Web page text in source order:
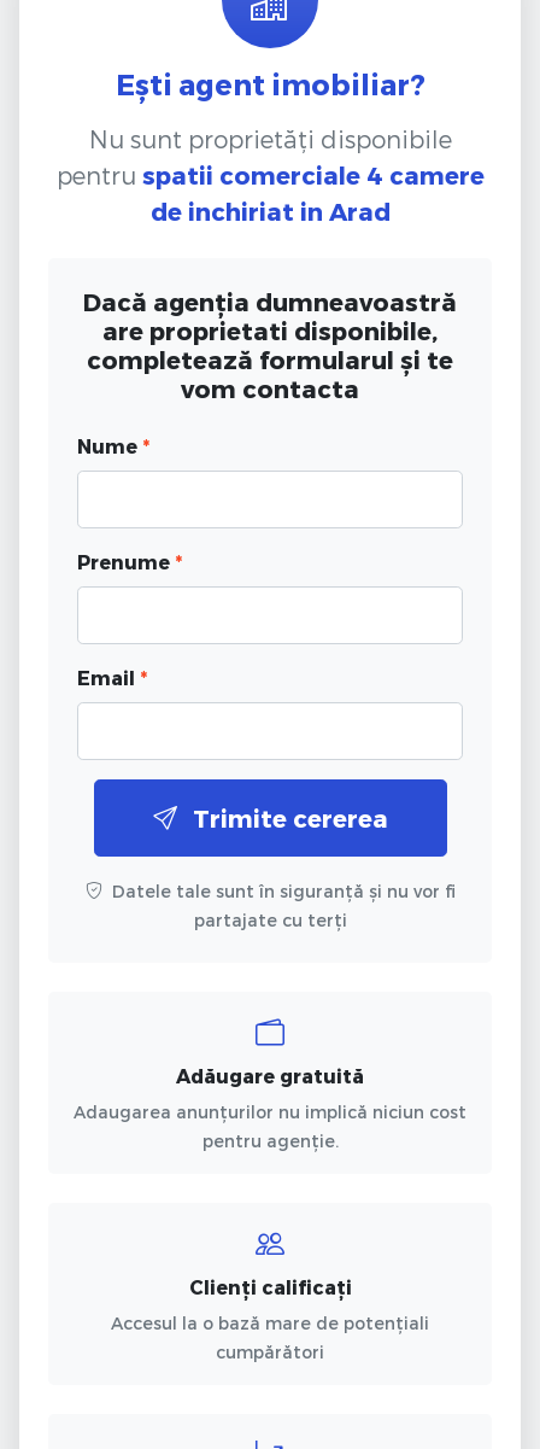
Ești agent imobiliar?
Nu sunt proprietăți disponibile
pentru spatii comerciale 4 camere
de inchiriat in Arad
Dacă agenția dumneavoastră
are proprietati disponibile,
completează formularul și te
vom contacta
Nume *
Prenume *
Email *
Trimite cererea
Datele tale sunt în siguranță și nu vor fi
partajate cu terți
Adăugare gratuită
Adaugarea anunțurilor nu implică niciun cost
pentru agenție.
Clienți calificați
Accesul la o bază mare de potențiali
cumpărători